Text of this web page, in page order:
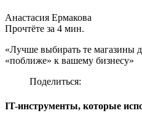
Анастасия Ермакова
Прочтёте за 4 мин.
«Лучше выбирать те магазины
«поближе» к вашему бизнесу»
Поделиться:
IT-инструменты, которые